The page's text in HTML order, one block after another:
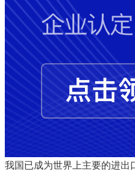
我国已成为世界上主要的进出